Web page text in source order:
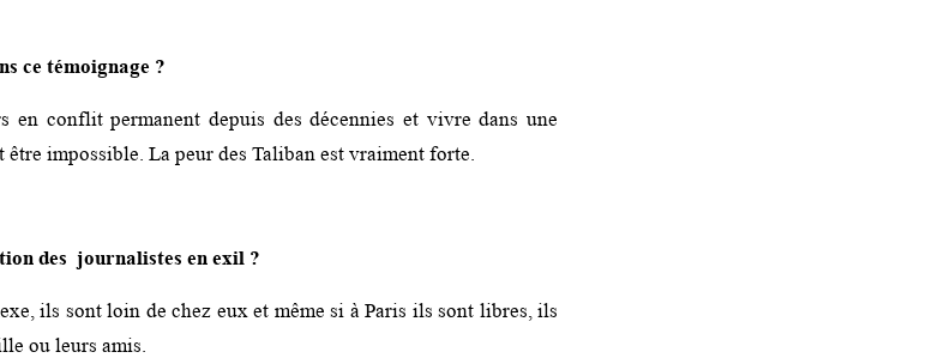
ce témoignage ?
en conflit permanent depuis des décennies et vivre dans une
impossible. La peur des Taliban est vraiment forte.
des journalistes en exil ?
ils sont loin de chez eux et même si à Paris ils sont libres, ils
ou leurs amis.